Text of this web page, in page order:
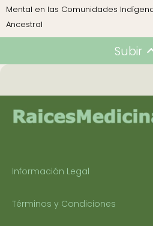
Mental en las Comunidades
Ancestral
Subir
Información Legal
Términos y Condiciones